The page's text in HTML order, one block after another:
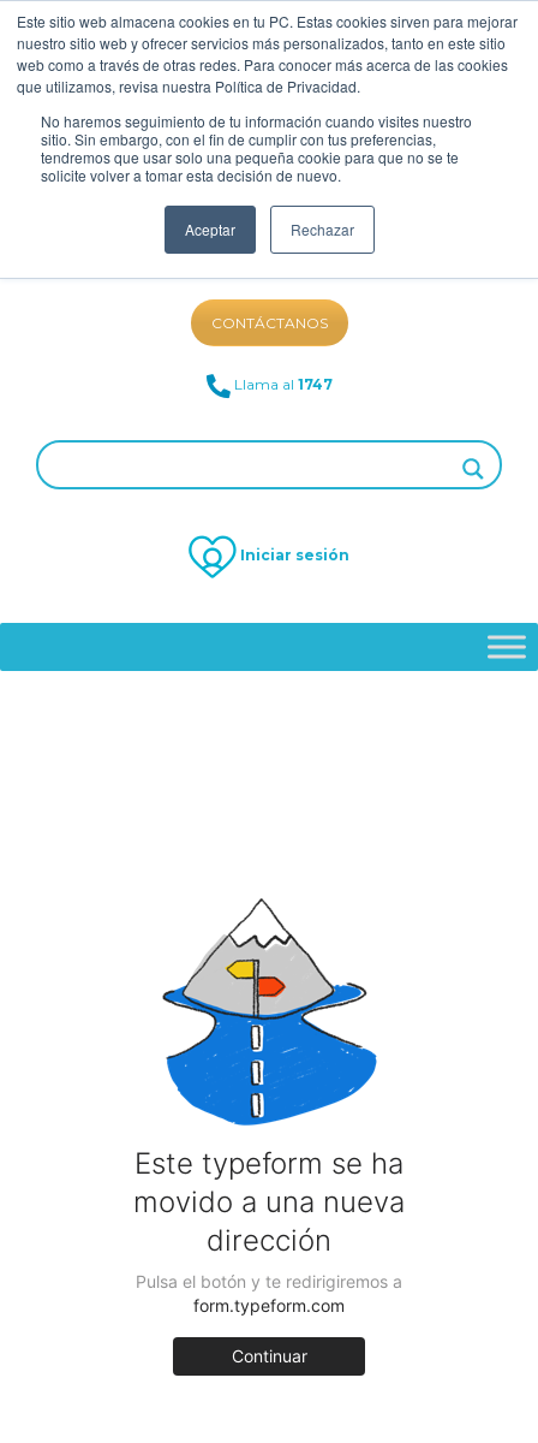
Este sitio web almacena cookies en tu PC. Estas cookies sirven para mejorar
nuestro sitio web y ofrecer servicios más personalizados, tanto en este sitio
web como a través de otras redes. Para conocer más acerca de las cookies
que utilizamos, revisa nuestra Política de Privacidad.
No haremos seguimiento de tu información cuando visites nuestro
sitio. Sin embargo, con el fin de cumplir con tus preferencias,
tendremos que usar solo una pequeña cookie para que no se te
solicite volver a tomar esta decisión de nuevo.
Aceptar Rechazar
NUESTRO BLOG
CONTÁCTANOS
Llama al 1747
Iniciar sesión